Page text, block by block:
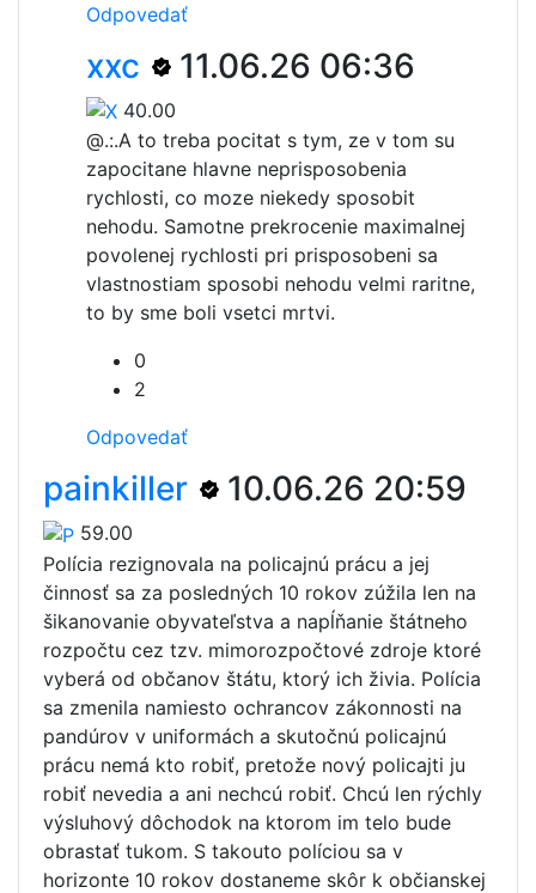
Odpovedať
xxc 11.06.26 06:36
40.00
@.:.A to treba pocitat s tym, ze v tom su
zapocitane hlavne neprisposobenia
rychlosti, co moze niekedy sposobit
nehodu. Samotne prekrocenie maximalnej
povolenej rychlosti pri prisposobeni sa
vlastnostiam sposobi nehodu velmi raritne,
to by sme boli vsetci mrtvi.
0
2
Odpovedať
painkiller 10.06.26 20:59
59.00
Polícia rezignovala na policajnú prácu a jej
činnosť sa za posledných 10 rokov zúžila len na
šikanovanie obyvateľstva a napĺňanie štátneho
rozpočtu cez tzv. mimorozpočtové zdroje ktoré
vyberá od občanov štátu, ktorý ich živia. Polícia
sa zmenila namiesto ochrancov zákonnosti na
pandúrov v uniformách a skutočnú policajnú
prácu nemá kto robiť, pretože nový policajti ju
robiť nevedia a ani nechcú robiť. Chcú len rýchly
výsluhový dôchodok na ktorom im telo bude
obrastať tukom. S takouto políciou sa v
horizonte 10 rokov dostaneme skôr k občianskej